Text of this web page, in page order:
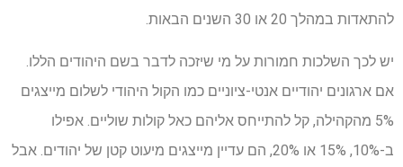
להתאדות במהלך 20 או 30 השנים הבאות.
יש לכך השלכות חמורות על מי שיזכה לדבר בשם היהודים הללו.
אם ארגונים יהודיים אנטי-ציוניים כמו הקול היהודי לשלום מייצגים
5% מהקהילה, קל להתייחס אליהם כאל קולות שוליים. אפילו
ב-10%, 15% או 20%, הם עדיין מייצגים מיעוט קטן של יהודים. אבל